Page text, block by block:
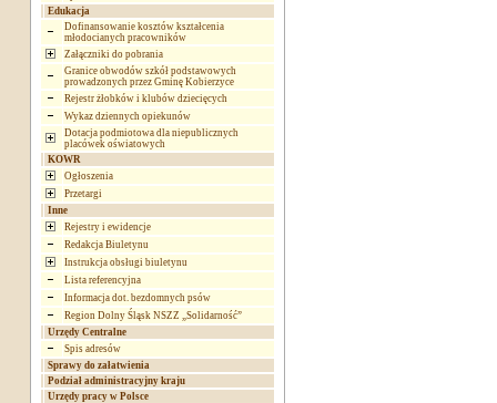
Edukacja
Dofinansowanie kosztów kształcenia
młodocianych pracowników
Załączniki do pobrania
Granice obwodów szkół podstawowych
prowadzonych przez Gminę Kobierzyce
Rejestr żłobków i klubów dziecięcych
Wykaz dziennych opiekunów
Dotacja podmiotowa dla niepublicznych
placówek oświatowych
KOWR
Ogłoszenia
Przetargi
Inne
Rejestry i ewidencje
Redakcja Biuletynu
Instrukcja obsługi biuletynu
Lista referencyjna
Informacja dot. bezdomnych psów
Region Dolny Śląsk NSZZ „Solidarność”
Urzędy Centralne
Spis adresów
Sprawy do załatwienia
Podział administracyjny kraju
Urzędy pracy w Polsce